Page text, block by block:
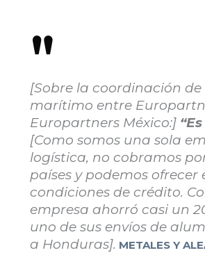
"
[Sobre la coordinación de
marítimo entre
Europartners México:]“Es
[Como somos una sola
logística, no cobramos por
países y podemos ofrecer
condiciones de crédito. Con
empresa ahorró casi un
uno de sus envíos de
a Honduras]. METALES Y